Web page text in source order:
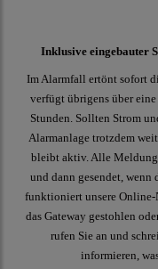
Inklusive eingebauter
Im Alarmfall ertönt sofort
verfügt übrigens über
Stunden. Sollten Strom
Alarmanlage trotzdem
bleibt aktiv. Alle
und dann gesendet, wenn
funktioniert unsere Online-
das Gateway gestohlen
rufen Sie an und
informieren,